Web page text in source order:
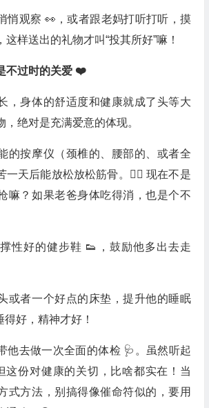
悄观察 👀，或者跟老妈打听打听，摸
样送出的礼物才叫“投其所好”嘛！
不过时的关爱 ❤️
，身体的舒适度和健康就成了头等大
绝对是充满爱意的体现。
的按摩仪（颈椎的、腰部的、或者全
一天后能放松放松筋骨。💆‍♂️ 现在不是
嘛？如果老爸身体吃得消，也是个不
性好的健步鞋 👟，鼓励他多出去走
或者一个好点的床垫，提升他的睡眠
好，精神才好！
他去做一次全面的体检 🩺。虽然听起
这份对健康的关切，比啥都实在！当
式方法，别搞得像催命符似的，要用